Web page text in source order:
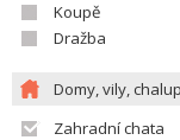
Koupě
Dražba
Domy, vily,
Zahradní chata